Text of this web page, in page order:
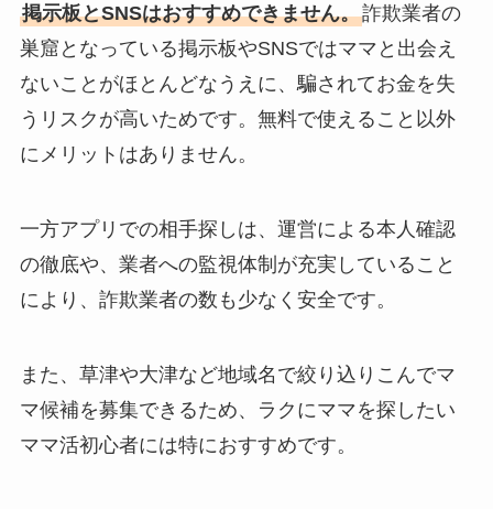
掲示板とSNSはおすすめできません。詐欺業者の
巣窟となっている掲示板やSNSではママと出会え
ないことがほとんどなうえに、騙されてお金を失
うリスクが高いためです。無料で使えること以外
にメリットはありません。
一方アプリでの相手探しは、運営による本人確認
の徹底や、業者への監視体制が充実していること
により、詐欺業者の数も少なく安全です。
また、草津や大津など地域名で絞り込りこんでマ
マ候補を募集できるため、ラクにママを探したい
ママ活初心者には特におすすめです。